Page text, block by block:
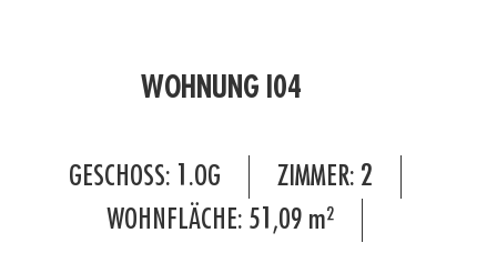
WOHNUNG I04
GESCHOSS: 1.OG ZIMMER: 2
WOHNFLÄCHE: 51,09 m²